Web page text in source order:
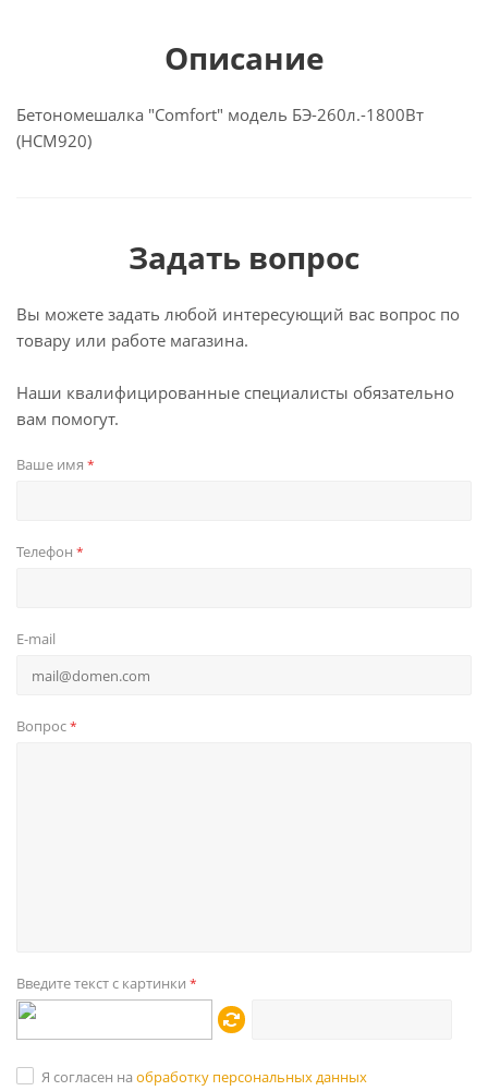
Описание
Бетономешалка "Comfort" модель БЭ-260л.-1800Вт
(HCM920)
Задать вопрос
Вы можете задать любой интересующий вас вопрос по
товару или работе магазина.
Наши квалифицированные специалисты обязательно
вам помогут.
Ваше имя *
Телефон *
E-mail
Вопрос*
Введите текст с картинки *
Я согласен на обработку персональных данных